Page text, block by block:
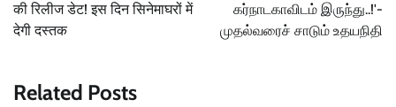
की रिलीज डेट! इस दिन सिनेमाघरों में
देगी दस्तक
கர்நாடகாவிடம் இருந்து..!'-
முதல்வரைச் சாடும் உதயநிதி
Related Posts